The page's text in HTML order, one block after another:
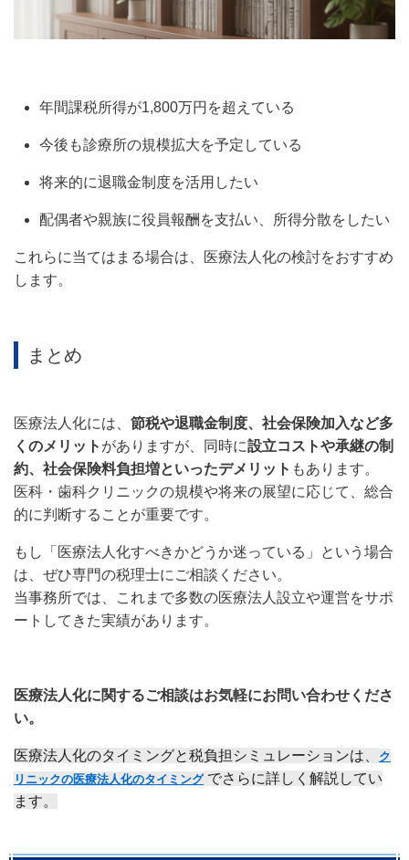
年間課税所得が1,800万円を超えている
今後も診療所の規模拡大を予定している
将来的に退職金制度を活用したい
配偶者や親族に役員報酬を支払い、所得分散をしたい
これらに当てはまる場合は、医療法人化の検討をおすすめ
します。
まとめ
医療法人化には、 節税や退職金制度、社会保険加入など多
くのメリット がありますが、同時に設立コストや承継の制
約、社会保険料負担増といったデメリット もあります。
医科・歯科クリニックの規模や将来の展望に応じて、総合
的に判断することが重要です。
もし「医療法人化すべきかどうか迷っている」という場合
は、ぜひ専門の税理士にご相談ください。
当事務所では、これまで多数の医療法人設立や運営をサポ
ートしてきた実績があります。
医療法人化に関するご相談はお気軽にお問い合わせくださ
い。
医療法人化のタイミングと税負担シミュレーションは、 ク
リニックの医療法人化のタイミング でさらに詳しく解説してい
ます。